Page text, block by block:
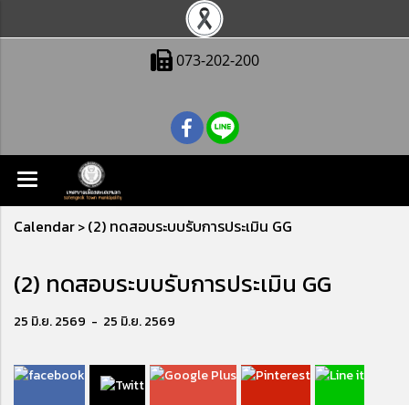
073-202-200
Calendar>(2) ทดสอบระบบรับการประเมิน GG
(2) ทดสอบระบบรับการประเมิน GG
25 มิ.ย. 2569 - 25 มิ.ย. 2569